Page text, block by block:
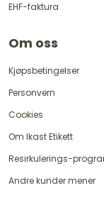
EHF-faktura
Om oss
Kjøpsbetingelser
Personvern
Cookies
Om Ikast Etikett
Resirkulerings-
Andre kunder mener